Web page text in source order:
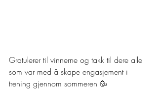
Gratulerer til vinnerne og takk til dere alle
som var med å skape engasjement i
trening gjennom sommeren 🥳